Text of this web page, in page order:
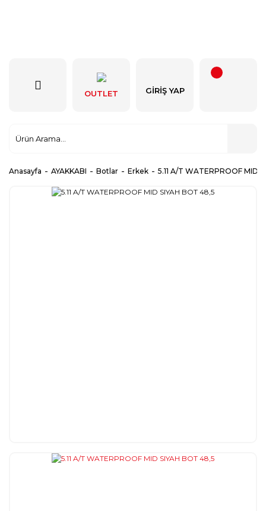
OUTLET GIRIŞ YAP
Anasayfa AYAKKABI Botlar Erkek 5.11 A/T WATERPROOF MID